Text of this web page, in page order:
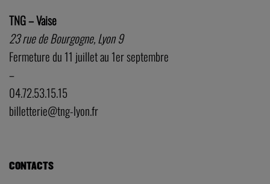
TNG – Vaise
23 rue de Bourgogne, Lyon 9
Fermeture du 11 juillet au 1er septembre
–
04.72.53.15.15
billetterie@tng-lyon.fr
CONTACTS